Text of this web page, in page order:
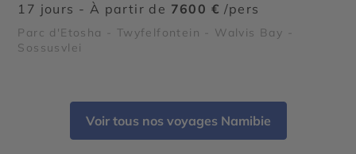
17 jours - À partir de 7600 € /pers
Parc d'Etosha - Twyfelfontein - Walvis Bay -
Sossusvlei
Voir tous nos voyages Namibie